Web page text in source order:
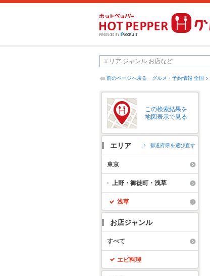
前のページへ戻る グルメ・予約情報 全国
この検索結果を
地図表示で見る
エリア 都道府県を選び直す
東京
上野・御徒町・浅草
浅草
お店ジャンル
すべて
エビ料理